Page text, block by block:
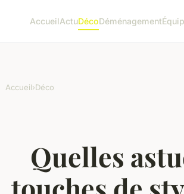
AccueilActuDécoDéménagement
Accueil›Déco
Quelles